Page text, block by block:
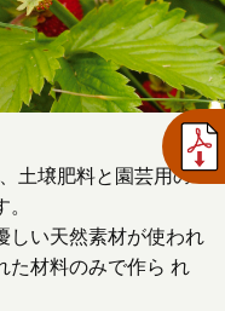
土壌肥料と園芸用の
しい天然素材が使われ
た材料のみで作ら れ